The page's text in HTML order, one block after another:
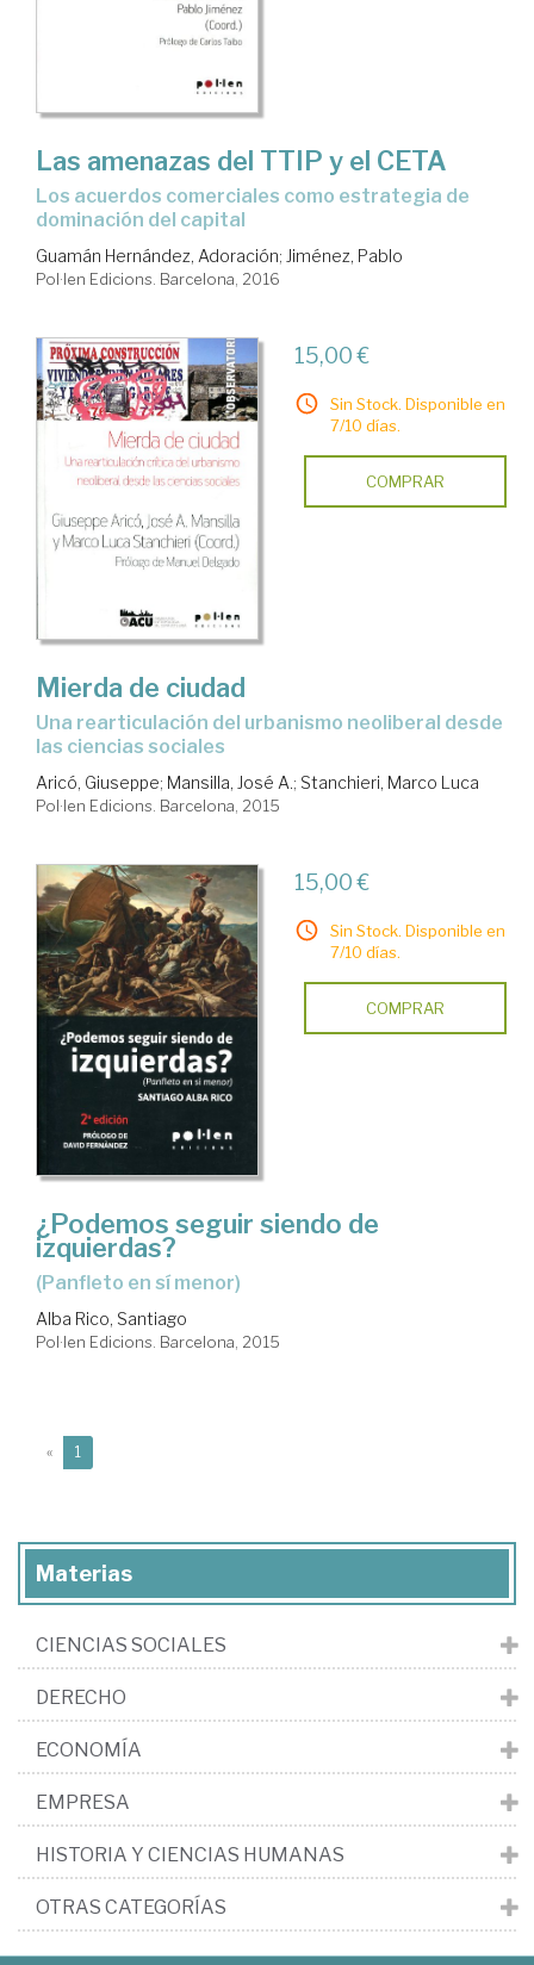
Las amenazas del TTIP y el CETA
los acuerdos comerciales como estrategia de
dominación del capital
Guamán Hernández, Adoración; Jiménez, Pablo
Pol·len Edicions. Barcelona, 2016
15,00 €
Sin Stock. Disponible en
7/10 días.
COMPRAR
Mierda de ciudad
una rearticulación del urbanismo neoliberal desde
las ciencias sociales
Aricó, Giuseppe; Mansilla, José A.; Stanchieri, Marco Luca
Pol·len Edicions. Barcelona, 2015
15,00 €
Sin Stock. Disponible en
7/10 días.
COMPRAR
¿Podemos seguir siendo de
izquierdas?
(panfleto en sí menor)
Alba Rico, Santiago
Pol·len Edicions. Barcelona, 2015
« 1
Materias
CIENCIAS SOCIALES
DERECHO
ECONOMÍA
EMPRESA
HISTORIA Y CIENCIAS HUMANAS
OTRAS CATEGORÍAS